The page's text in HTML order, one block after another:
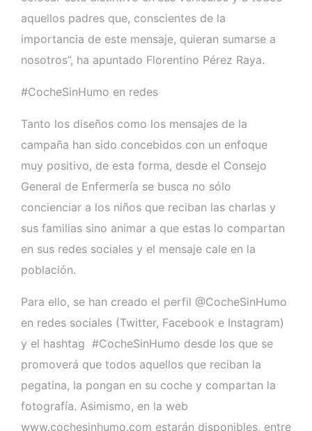
aquellos padres que, conscientes de la
importancia de este mensaje, quieran sumarse a
nosotros”, ha apuntado Florentino Pérez Raya.
#CocheSinHumo en redes
Tanto los diseños como los mensajes de la
campaña han sido concebidos con un enfoque
muy positivo, de esta forma, desde el Consejo
General de Enfermería se busca no sólo
concienciar a los niños que reciban las charlas y
sus familias sino animar a que estas lo compartan
en sus redes sociales y el mensaje cale en la
población.
Para ello, se han creado el perfil @CocheSinHumo
en redes sociales (Twitter, Facebook e Instagram)
y el hashtag #CocheSinHumo desde los que se
promoverá que todos aquellos que reciban la
pegatina, la pongan en su coche y compartan la
fotografía. Asimismo, en la web
www.cochesinhumo.com estarán disponibles, entre